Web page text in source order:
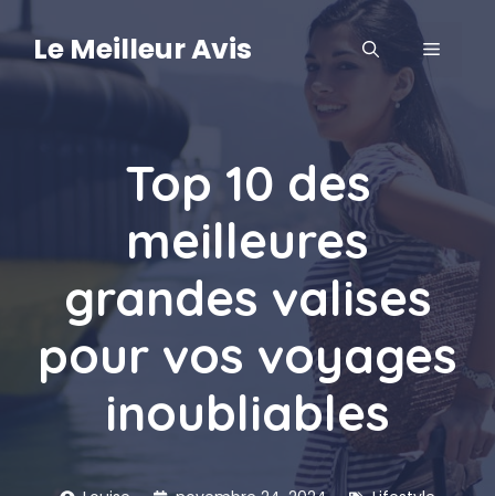
au
contenu
Le Meilleur Avis MENU
Top 10 des
meilleures
grandes valises
pour vos voyages
inoubliables